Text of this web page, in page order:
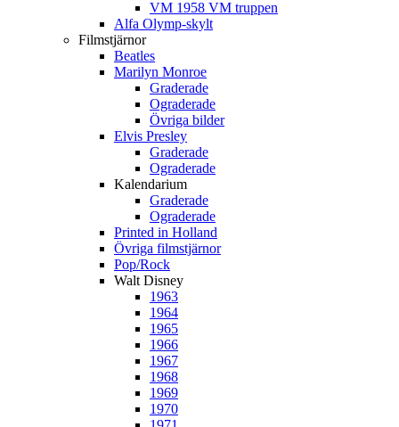
VM 1958 VM truppen
Alfa Olymp-skylt
Filmstjärnor
Beatles
Marilyn Monroe
Graderade
Ograderade
Övriga bilder
Elvis Presley
Graderade
Ograderade
Kalendarium
Graderade
Ograderade
Printed in Holland
Övriga filmstjärnor
Pop/Rock
Walt Disney
1963
1964
1965
1966
1967
1968
1969
1970